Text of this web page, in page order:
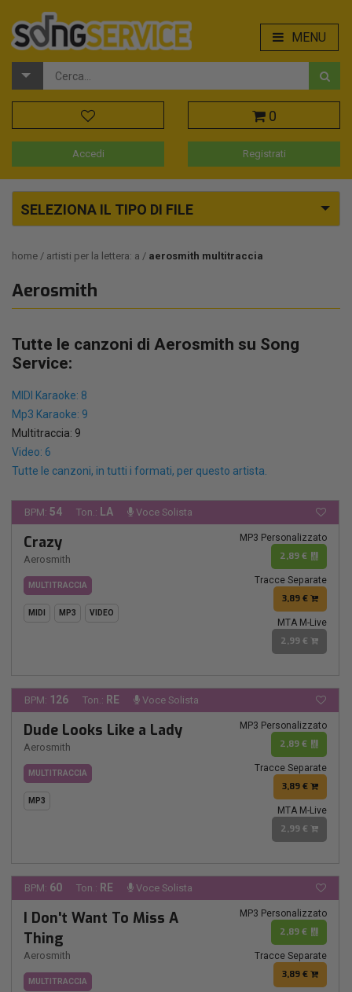
MENU
0
Accedi Registrati
SELEZIONA IL TIPO DI FILE
home artisti per la lettera: a aerosmith multitraccia
Aerosmith
Tutte le canzoni di Aerosmith su Song
Service:
MIDI Karaoke: 8
Mp3 Karaoke: 9
Multitraccia: 9
Video: 6
Tutte le canzoni, in tutti i formati, per questo artista.
BPM: 54 Ton.: LA Voce Solista
Crazy
Aerosmith
MULTITRACCIA
MIDI MP3 VIDEO
MP3 Personalizzato
2,89 €
Tracce Separate
3,89 €
MTA M-Live
2,99 €
BPM: 126 Ton.: RE Voce Solista
Dude Looks Like a Lady
Aerosmith
MULTITRACCIA
MP3
MP3 Personalizzato
2,89 €
Tracce Separate
3,89 €
MTA M-Live
2,99 €
BPM: 60 Ton.: RE Voce Solista
I Don't Want To Miss A
Thing
Aerosmith
MULTITRACCIA
MP3 Personalizzato
2,89 €
Tracce Separate
3,89 €